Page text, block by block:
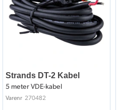
Strands DT-2 Kabel
5 meter VDE-kabel
Varenr 270482